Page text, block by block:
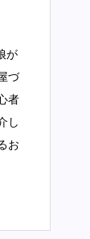
が
づ
者
し
お